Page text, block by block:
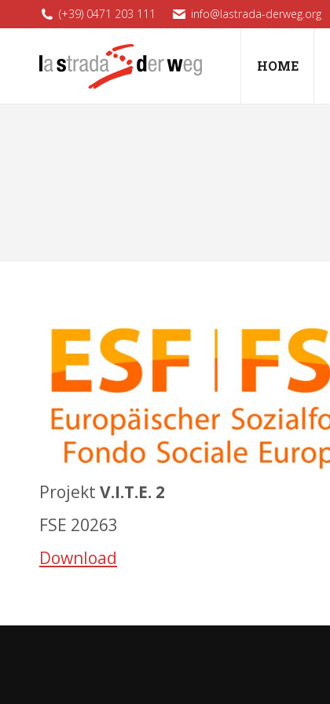
(+39) 0471 203 111 info@lastrada-derweg.org
HOME
Projekt V.I.T.E. 2
FSE 20263
Download